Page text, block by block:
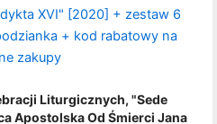
Liturgicznych, "Sede
Apostolska Od Śmierci Jana